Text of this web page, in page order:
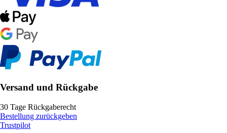
Versand und Rückgabe
30 Tage Rückgaberecht
Bestellung zurückgeben
Trustpilot